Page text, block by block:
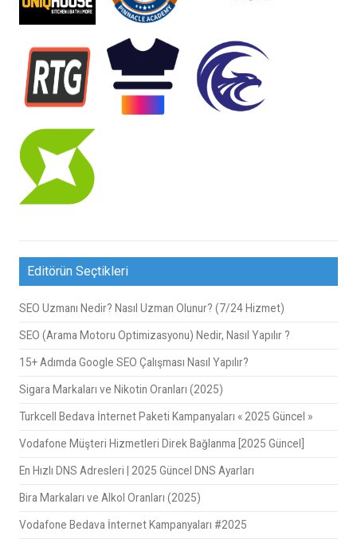
Editörün Seçtikleri
SEO Uzmanı Nedir? Nasıl Uzman Olunur? (7/24 Hizmet)
SEO (Arama Motoru Optimizasyonu) Nedir, Nasıl Yapılır ?
15+ Adımda Google SEO Çalışması Nasıl Yapılır?
Sigara Markaları ve Nikotin Oranları (2025)
Turkcell Bedava İnternet Paketi Kampanyaları « 2025 Güncel »
Vodafone Müşteri Hizmetleri Direk Bağlanma [2025 Güncel]
En Hızlı DNS Adresleri | 2025 Güncel DNS Ayarları
Bira Markaları ve Alkol Oranları (2025)
Vodafone Bedava İnternet Kampanyaları #2025